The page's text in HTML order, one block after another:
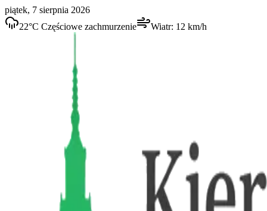
piątek, 7 sierpnia 2026
22°C Częściowe zachmurzenie Wiatr: 12 km/h